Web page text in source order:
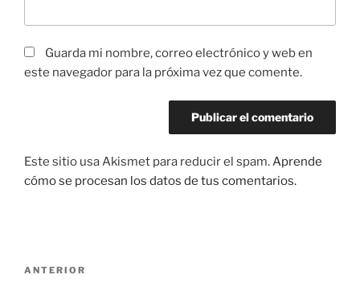
Guarda mi nombre, correo electrónico y web en
este navegador para la próxima vez que comente.
Este sitio usa Akismet para reducir el spam.Aprende
cómo se procesan los datos de tus comentarios.
Navegación
Entrada
ANTERIOR